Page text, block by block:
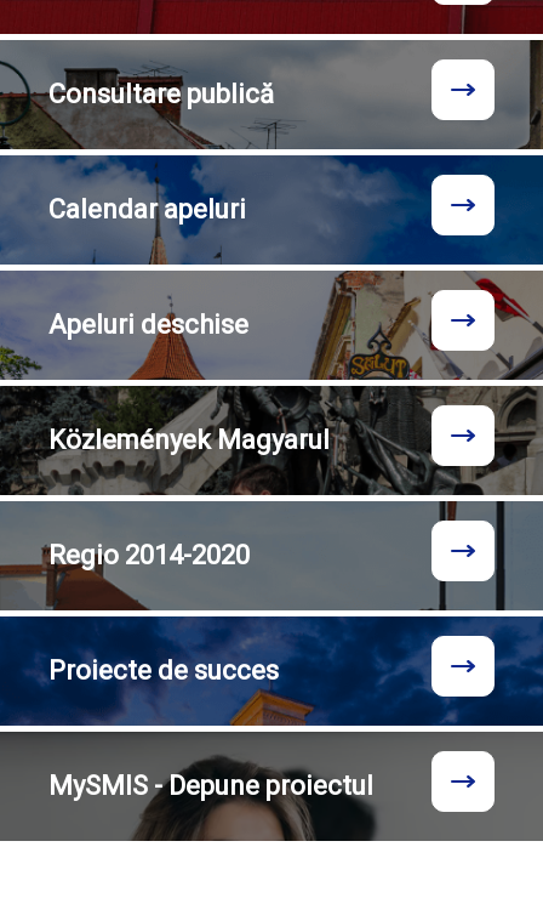
Consultarepublică
Calendarapeluri
Apeluri deschise
KözleményekMagyarul
Regio 2014-2020
Proiecte de succes
MySMIS - Depune proiectul